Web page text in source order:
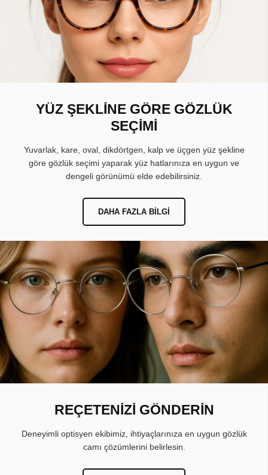
YÜZ ŞEKLİNE GÖRE GÖZLÜK
SEÇİMİ
Yuvarlak, kare, oval, dikdörtgen, kalp ve üçgen yüz şekline
göre gözlük seçimi yaparak yüz hatlarınıza en uygun ve
dengeli görünümü elde edebilirsiniz.
DAHA FAZLA BILGI
REÇETENİZİ GÖNDERİN
Deneyimli optisyen ekibimiz, ihtiyaçlarınıza en uygun gözlük
camı çözümlerini belirlesin.